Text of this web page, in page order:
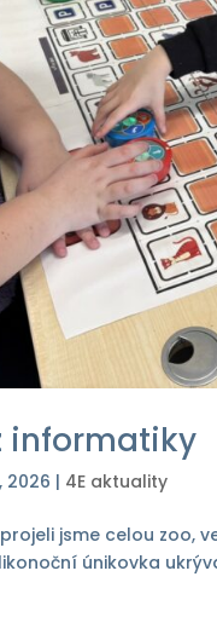
informatiky
2026 | 4E aktuality
jsme celou zoo,
únikovka